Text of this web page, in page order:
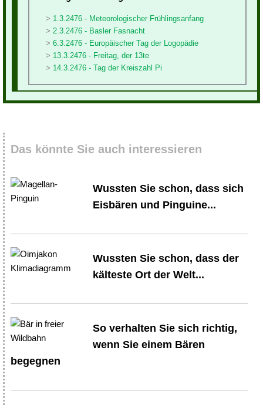
1.3.2476 - Meteorologischer Frühlingsanfang
2.3.2476 - Basler Fasnacht
6.3.2476 - Europäischer Tag der Logopädie
13.3.2476 - Freitag, der 13te
14.3.2476 - Tag der Kreiszahl Pi
Das könnte Sie auch interessieren
Wussten Sie schon, dass sich
Eisbären und Pinguine...
Wussten Sie schon, dass der
kälteste Ort der Welt...
So verhalten Sie sich richtig,
wenn Sie einem Bären
begegnen